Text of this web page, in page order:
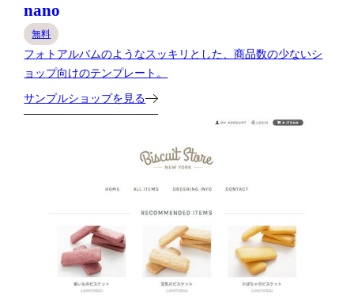
nano
無料
フォトアルバムのようなスッキリとした、商品数の少ないシ
ョップ向けのテンプレート。
サンプルショップを見る